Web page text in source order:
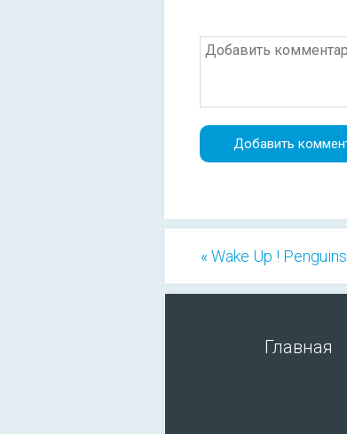
« Wake Up ! Penguins
Главная